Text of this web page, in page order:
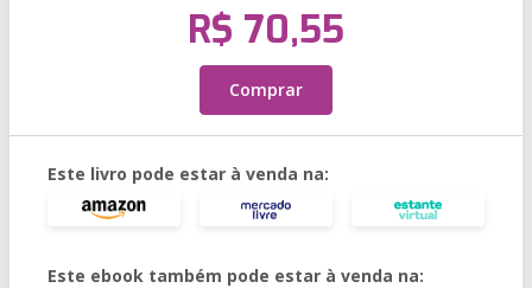
R$ 70,55
Comprar
Este livro pode estar à venda na:
Este ebook também pode estar à venda na: